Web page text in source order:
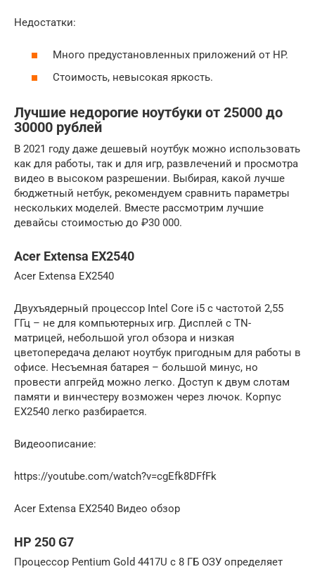
Недостатки:
Много предустановленных приложений от HP.
Стоимость, невысокая яркость.
Лучшие недорогие ноутбуки от 25000 до
30000 рублей
В 2021 году даже дешевый ноутбук можно использовать
как для работы, так и для игр, развлечений и просмотра
видео в высоком разрешении. Выбирая, какой лучше
бюджетный нетбук, рекомендуем сравнить параметры
нескольких моделей. Вместе рассмотрим лучшие
девайсы стоимостью до ₽30 000.
Acer Extensa EX2540
Acer Extensa EX2540
Двухъядерный процессор Intel Core i5 с частотой 2,55
ГГц – не для компьютерных игр. Дисплей с TN-
матрицей, небольшой угол обзора и низкая
цветопередача делают ноутбук пригодным для работы в
офисе. Несъемная батарея – большой минус, но
провести апгрейд можно легко. Доступ к двум слотам
памяти и винчестеру возможен через лючок. Корпус
EX2540 легко разбирается.
Видеоописание:
https://youtube.com/watch?v=cgEfk8DFfFk
Acer Extensa EX2540 Видео обзор
HP 250 G7
Процессор Pentium Gold 4417U с 8 ГБ ОЗУ определяет